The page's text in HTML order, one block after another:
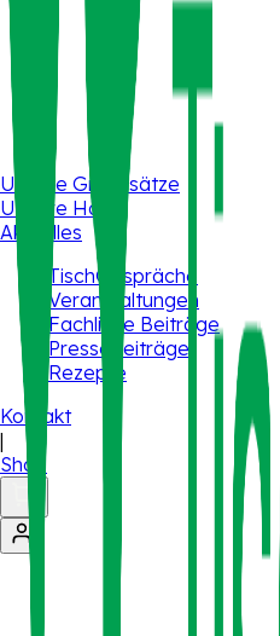
Unsere Grundsätze
Unsere Höfe
Aktuelles
TischGespräche
Veranstaltungen
Fachliche Beiträge
Pressebeiträge
Rezepte
Kontakt
|
Shop